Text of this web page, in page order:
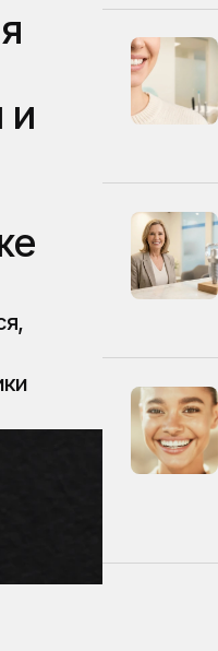
и